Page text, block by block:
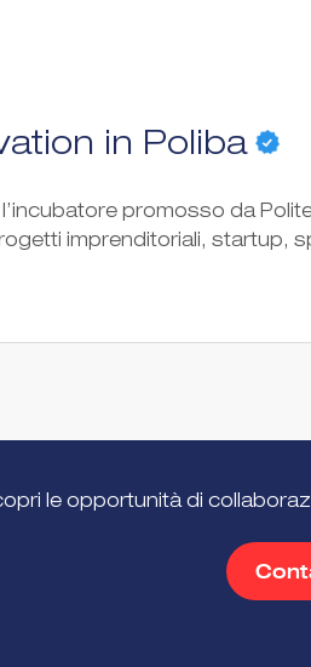
in Poliba
promosso da
imprenditoriali, startup,
le opportunità di